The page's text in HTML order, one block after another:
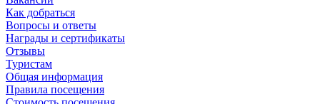
Как добраться
Вопросы и ответы
Награды и сертификаты
Отзывы
Туристам
Общая информация
Правила посещения